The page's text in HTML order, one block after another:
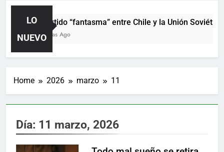
LO
NUEVO
El partido “fantasma” entre Chile y la Unión
15 Horas Ago
Home 2026 marzo 11
Día: 11 marzo, 2026